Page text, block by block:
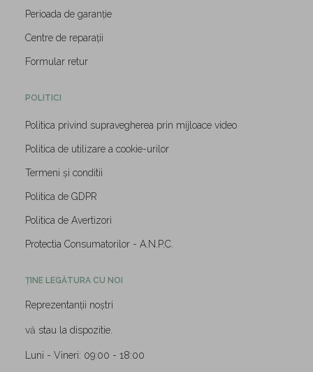
Perioada de garanție
Centre de reparații
Formular retur
POLITICI
Politica privind supravegherea prin mijloace video
Politica de utilizare a cookie-urilor
Termeni și conditii
Politica de GDPR
Politica de Avertizori
Protectia Consumatorilor - A.N.P.C.
ȚINE LEGĂTURA CU NOI
Reprezentanții noștri
vă stau la dispozitie.
Luni - Vineri: 09:00 - 18:00